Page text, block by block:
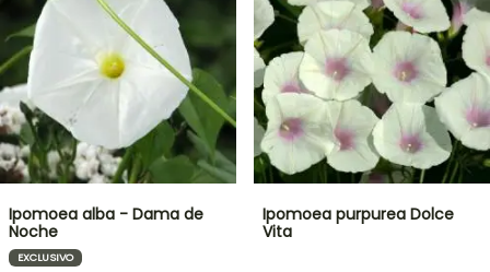
Ipomoea alba - Dama de
Noche
EXCLUSIVO
Ipomoea purpurea Dolce
Vita